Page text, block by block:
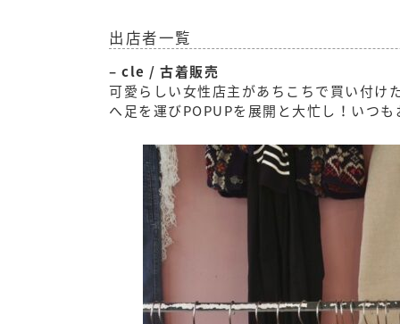
出店者一覧
– cle / 古着販売
可愛らしい女性店主があちこちで買い付け
へ足を運びPOPUPを展開と大忙し！いつ